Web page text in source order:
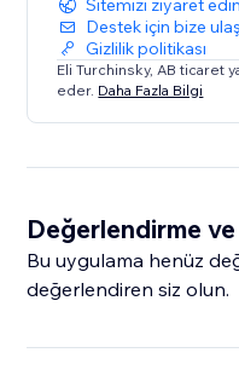
Sitemizi ziyaret edin
Destek için bize
Gizlilik politikası
Eli Turchinsky, AB ticaret
eder. Daha Fazla Bilgi
Değerlendirme
Bu uygulama henüz
değerlendiren siz olun.